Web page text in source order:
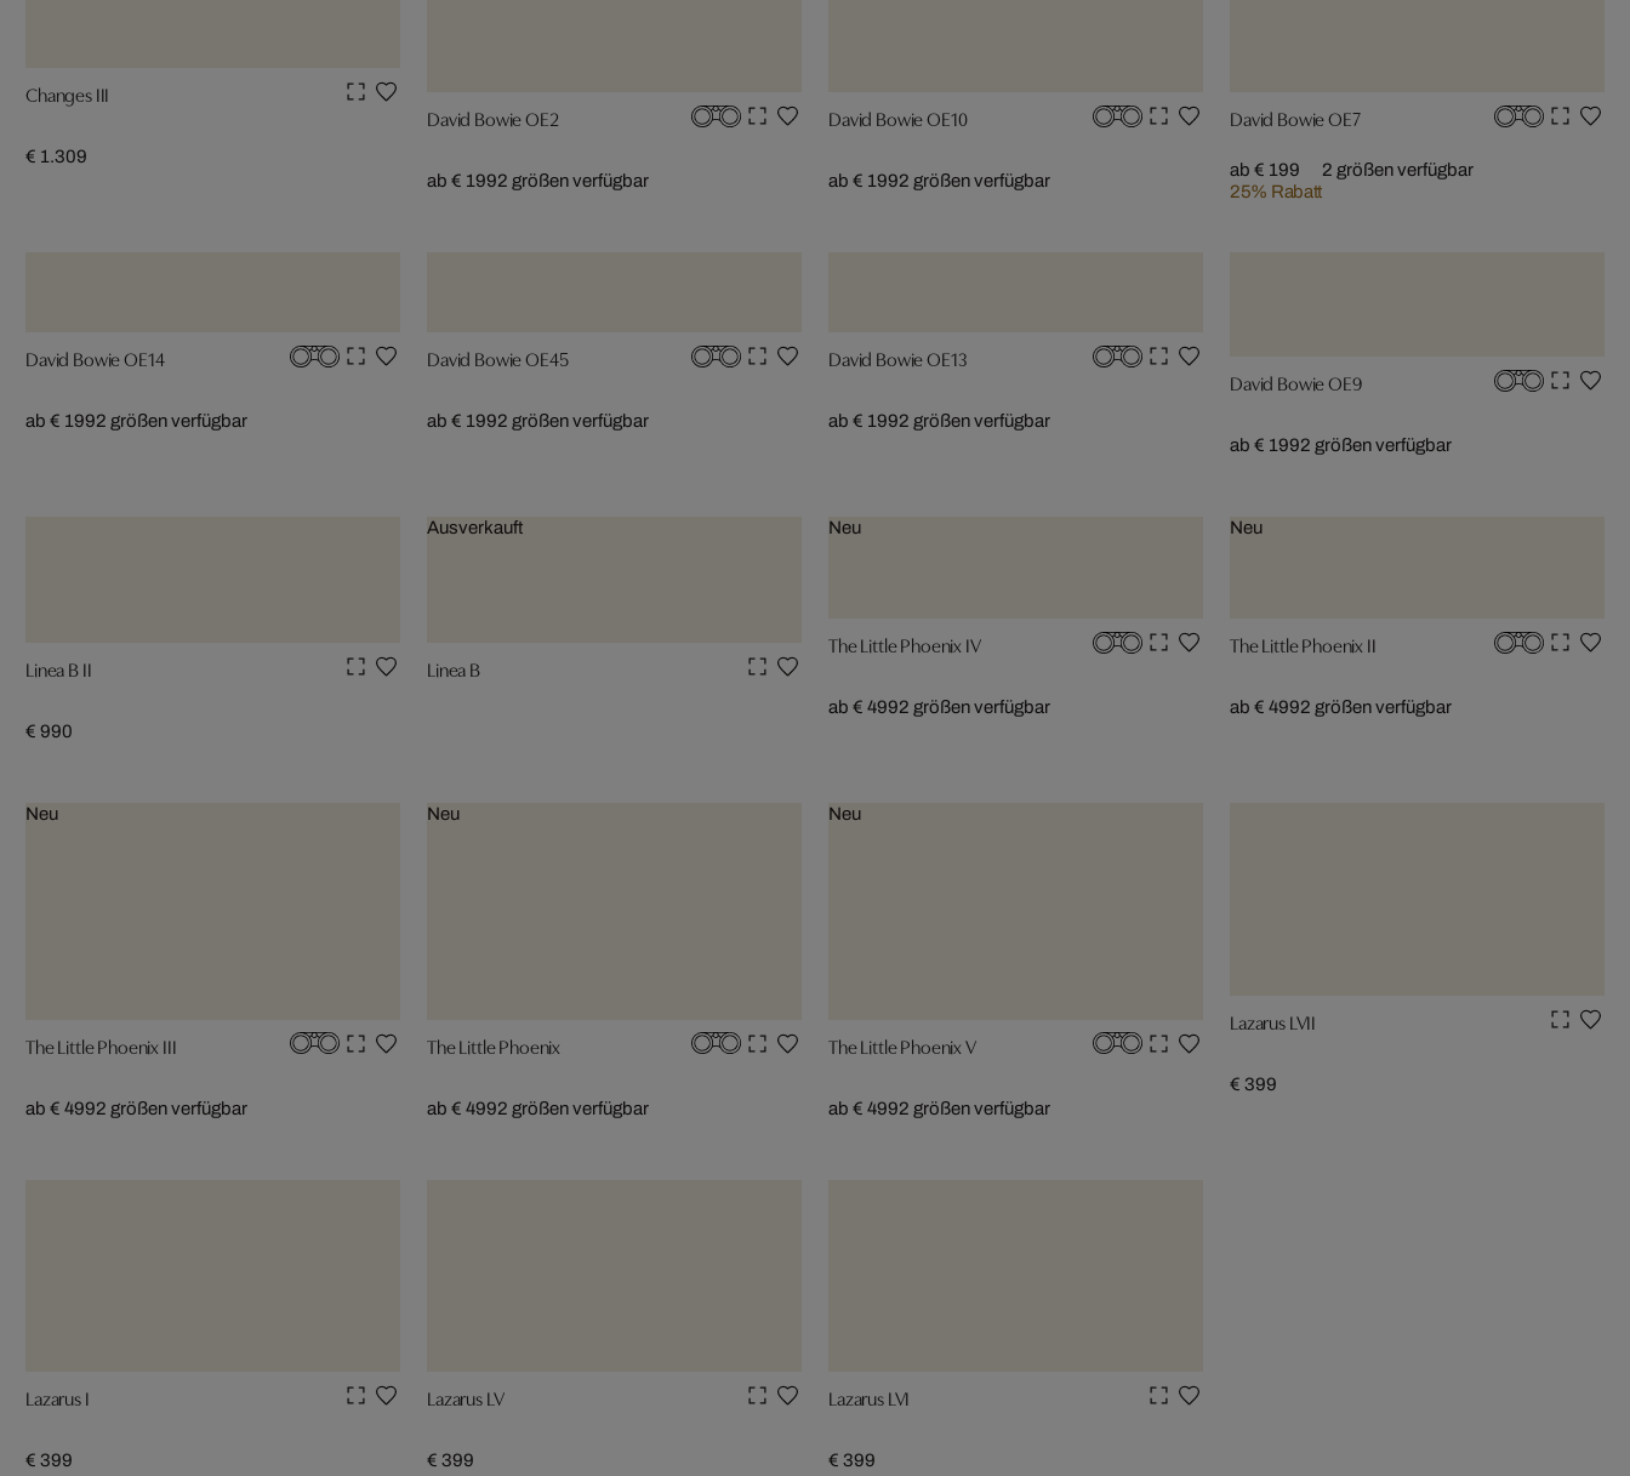
Changes III
€ 1.309
David Bowie OE2
ab € 1992 größen verfügbar
David Bowie OE10
ab € 1992 größen verfügbar
David Bowie OE7
ab € 199
25% Rabatt
2 größen verfügbar
David Bowie OE14
ab € 1992 größen verfügbar
David Bowie OE45
ab € 1992 größen verfügbar
David Bowie OE13
ab € 1992 größen verfügbar
David Bowie OE9
ab € 1992 größen verfügbar
Linea B II
€ 990
Ausverkauft
Linea B
Neu
The Little Phoenix IV
ab € 4992 größen verfügbar
Neu
The Little Phoenix II
ab € 4992 größen verfügbar
Neu
The Little Phoenix III
ab € 4992 größen verfügbar
Neu
The Little Phoenix
ab € 4992 größen verfügbar
Neu
The Little Phoenix V
ab € 4992 größen verfügbar
Lazarus LVII
€ 399
Lazarus I
€ 399
Lazarus LV
€ 399
Lazarus LVI
€ 399